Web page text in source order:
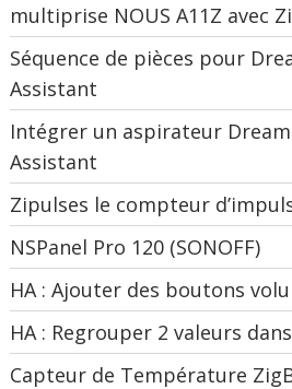
multiprise NOUS A11Z avec
Séquence de pièces pour
Assistant
Intégrer un aspirateur
Assistant
Zipulses le compteur
NSPanel Pro 120 (SONOFF)
HA : Ajouter des boutons
HA : Regrouper 2 valeurs
Capteur de Température